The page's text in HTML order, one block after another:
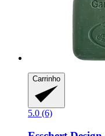
Carrinho
5.0 (6)